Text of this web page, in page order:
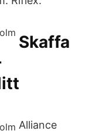
Skaffa
Alliance